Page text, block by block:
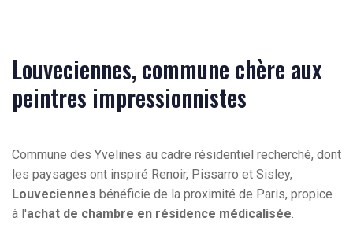
Louveciennes, commune chère aux
peintres impressionnistes
Commune des Yvelines au cadre résidentiel recherché, dont
les paysages ont inspiré Renoir, Pissarro et Sisley,
Louveciennes bénéficie de la proximité de Paris, propice
à l'achat de chambre en résidence médicalisée.